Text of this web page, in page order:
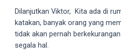
your
favorite
one:
amateur
Dilanjutkan Viktor, Kita ada di
katakan, banyak orang yang
tidak akan pernah
segala hal.